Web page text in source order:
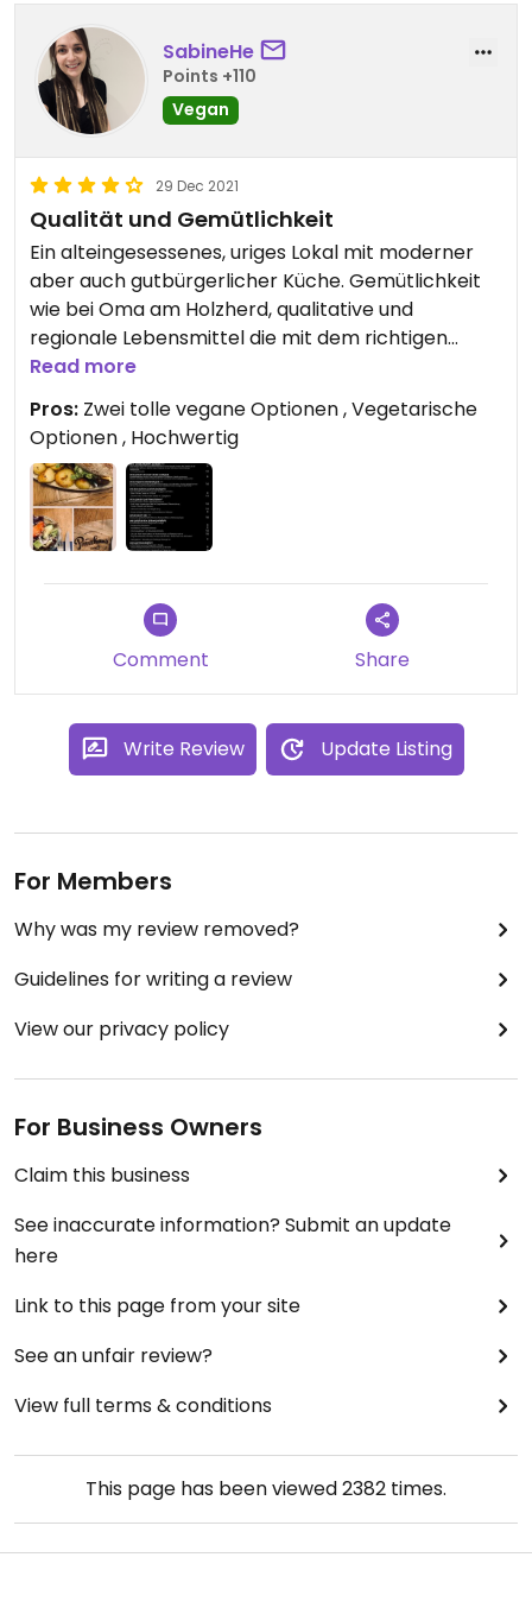
SabineHe
Points +110
Vegan
29 Dec 2021
Qualität und Gemütlichkeit
Ein alteingesessenes, uriges Lokal mit moderner
aber auch gutbürgerlicher Küche. Gemütlichkeit
wie bei Oma am Holzherd, qualitative und
regionale Lebensmittel die mit dem richtigen
know-how verarbeitet werden. Es gibt z.B. das
vegane Linsendaal oder einen kreativen und sehr
leckeren Beyond Meat Burger. Gute
Verkehrsanbindung und einen Halt absolut wert.
Read more
Pros: Zwei tolle vegane Optionen , Vegetarische
Optionen , Hochwertig
Comment Share
Write Review Update Listing
For Members
Why was my review removed?
Guidelines for writing a review
View our privacy policy
For Business Owners
Claim this business
See inaccurate information? Submit an update
here
Link to this page from your site
See an unfair review?
View full terms & conditions
This page has been viewed2382 times.